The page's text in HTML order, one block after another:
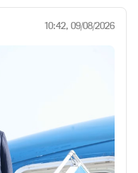
10:42, 09/08/2026